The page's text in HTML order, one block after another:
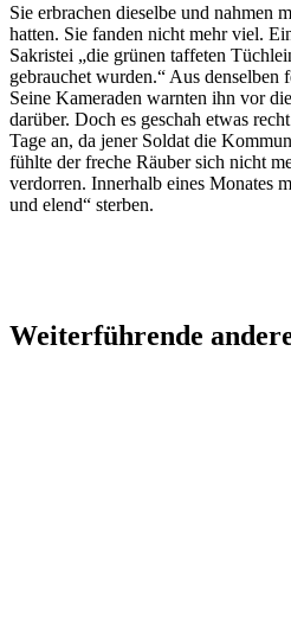
Sie erbrachen dieselbe und nahmen
hatten. Sie fanden nicht mehr viel.
Sakristei „die grünen taffeten
gebrauchet wurden.“ Aus denselben
Seine Kameraden warnten ihn vor
darüber. Doch es geschah etwas
Tage an, da jener Soldat die
fühlte der freche Räuber sich nicht
verdorren. Innerhalb eines Monates
und elend“ sterben.
Weiterführende